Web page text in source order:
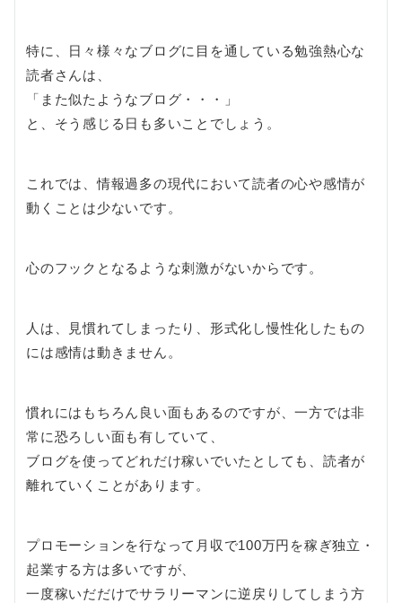
特に、日々様々なブログに目を通している勉強熱心な
読者さんは、
「また似たようなブログ・・・」
と、そう感じる日も多いことでしょう。
これでは、情報過多の現代において読者の心や感情が
動くことは少ないです。
心のフックとなるような刺激がないからです。
人は、見慣れてしまったり、形式化し慢性化したもの
には感情は動きません。
慣れにはもちろん良い面もあるのですが、一方では非
常に恐ろしい面も有していて、
ブログを使ってどれだけ稼いでいたとしても、読者が
離れていくことがあります。
プロモーションを行なって月収で100万円を稼ぎ独立・
起業する方は多いですが、
一度稼いだだけでサラリーマンに逆戻りしてしまう方